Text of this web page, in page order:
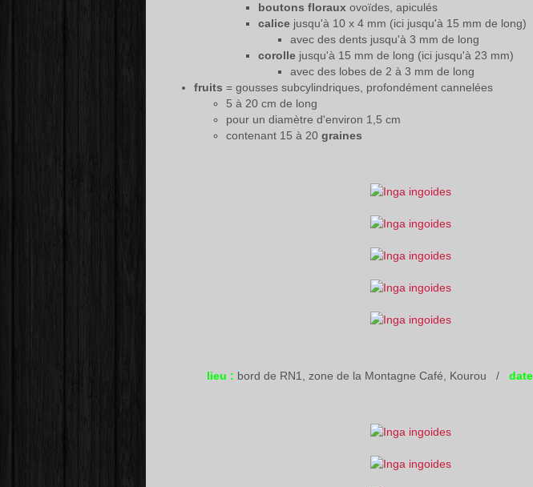
boutons floraux ovoïdes, apiculés
calice jusqu'à 10 x 4 mm (ici jusqu'à 15 mm de long)
avec des dents jusqu'à 3 mm de long
corolle jusqu'à 15 mm de long (ici jusqu'à 23 mm)
avec des lobes de 2 à 3 mm de long
fruits = gousses subcylindriques, profondément cannelées
5 à 20 cm de long
pour un diamètre d'environ 1,5 cm
contenant 15 à 20 graines
lieu : bord de RN1, zone de la Montagne Café, Kourou /